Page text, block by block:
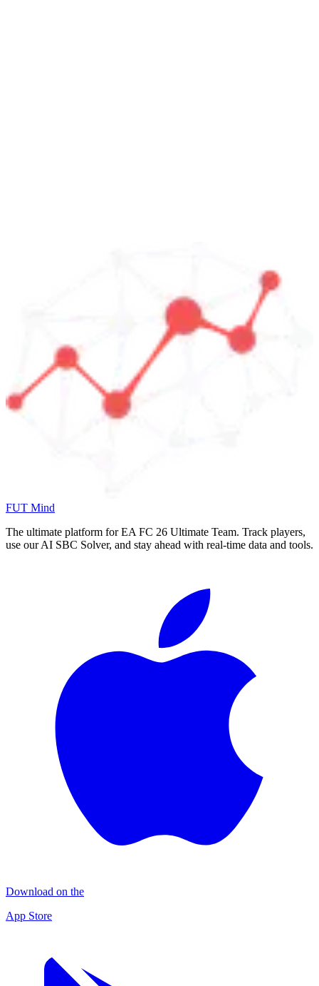
FUT Mind
The ultimate platform for EA FC 26 Ultimate Team. Track players,
use our AI SBC Solver, and stay ahead with real-time data and tools.
Download on the
App Store